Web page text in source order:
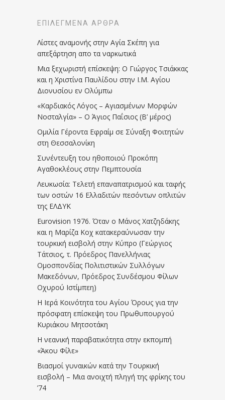
ΕΠΙΛΕΓΜΈΝΑ ΆΡΘΡΑ
Λίστες αναμονής στην Αγία Σκέπη για
απεξάρτηση απο τα ναρκωτικά
Μια ξεχωριστή επίσκεψη: Ο Γιώργος Τσιάκκας
και η Χριστίνα Παυλίδου στην Ι.Μ. Αγίου
Διονυσίου εν Ολύμπω
«Καρδιακός Λόγος – Αγιασμένων Μορφών
Νοσταλγία» – Ο Άγιος Παΐσιος (Β’ μέρος)
Ομιλία Γέροντα Εφραίμ σε Σύναξη Φοιτητών
στη Θεσσαλονίκη
Συνέντευξη του ηθοποιού Προκόπη
Αγαθοκλέους στην Πεμπτουσία
Λευκωσία: Τελετή επαναπατρισμού και ταφής
των οστών 16 Ελλαδιτών πεσόντων οπλιτών
της ΕΛΔΥΚ
Eurovision 1976. Όταν ο Μάνος Χατζηδάκης
και η Μαρίζα Κοχ κατακεραύνωσαν την
τουρκική εισβολή στην Κύπρο (Γεώργιος
Τάτσιος, τ. Πρόεδρος Πανελλήνιας
Ομοσπονδίας Πολιτιστικών Συλλόγων
Μακεδόνων, Πρόεδρος Συνδέσμου Φίλων
Οχυρού Ιστίμπεη)
Η Ιερά Κοινότητα του Αγίου Όρους για την
πρόσφατη επίσκεψη του Πρωθυπουργού
Κυριάκου Μητσοτάκη
Η νεανική παραβατικότητα στην εκπομπή
«Άκου Φίλε»
Βιασμοί γυναικών κατά την Τουρκική
εισβολή – Μια ανοιχτή πληγή της φρίκης του
’74